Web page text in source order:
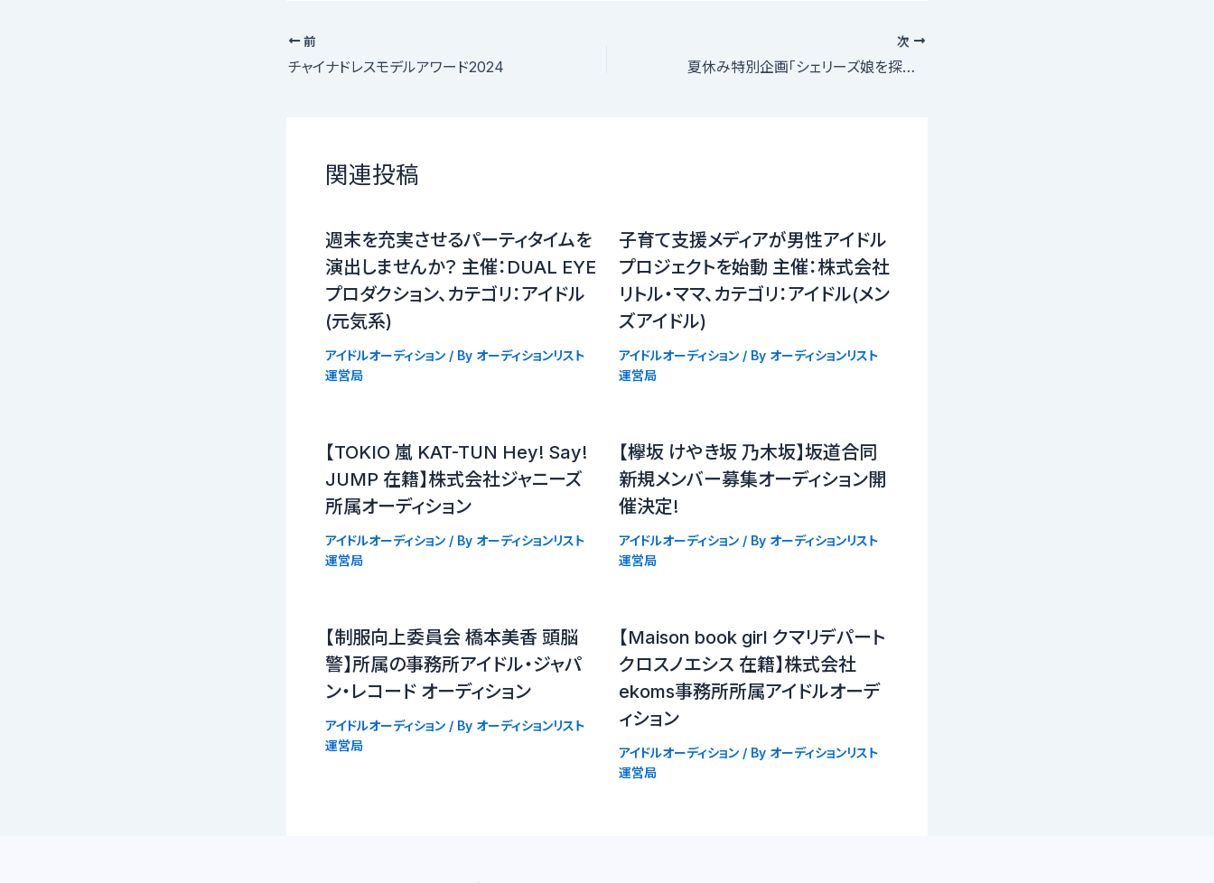
前
チャイナドレスモデルアワード2024
次
夏休み特別企画「シェリーズ娘を探せ！」オーディション会場までの交通費支給！（MAX1万円支給）
関連投稿
週末を充実させるパーティタイムを
演出しませんか？ 主催：DUAL EYE
プロダクション、カテゴリ：アイドル
(元気系)
アイドルオーディション/ By オーディションリスト
運営局
子育て支援メディアが男性アイドル
プロジェクトを始動 主催：株式会社
リトル・ママ、カテゴリ：アイドル(メン
ズアイドル)
アイドルオーディション/ By オーディションリスト
運営局
【TOKIO 嵐 KAT-TUN Hey! Say!
JUMP 在籍】株式会社ジャニーズ
所属オーディション
アイドルオーディション/ By オーディションリスト
運営局
【欅坂 けやき坂 乃木坂】坂道合同
新規メンバー募集オーディション開
催決定!
アイドルオーディション/ By オーディションリスト
運営局
【制服向上委員会 橋本美香 頭脳
警】所属の事務所アイドル・ジャパ
ン・レコード オーディション
アイドルオーディション/ By オーディションリスト
運営局
【Maison book girl クマリデパート
クロスノエシス 在籍】株式会社
ekoms事務所所属アイドルオーデ
ィション
アイドルオーディション/ By オーディションリスト
運営局